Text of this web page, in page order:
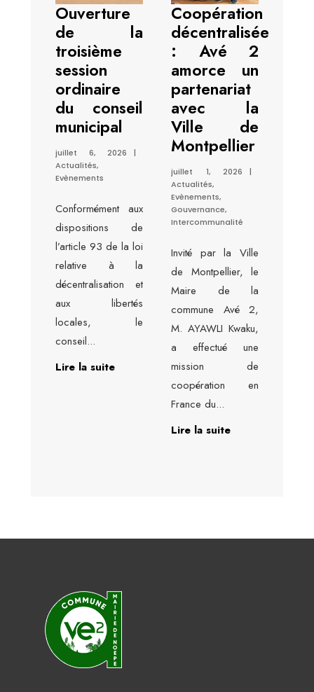
Ouverture
de la
troisième
session
ordinaire
du conseil
municipal
juillet 6, 2026
|
Actualités,
Evènements
Conformément aux
dispositions de
l’article 93 de la loi
relative à la
décentralisation et
aux libertés
locales, le
conseil...
Lire la suite
Coopération
décentralisée
: Avé 2
amorce un
partenariat
avec la
Ville de
Montpellier
juillet 1, 2026
|
Actualités,
Evènements,
Gouvernance,
Intercommunalité
Invité par la Ville
de Montpellier, le
Maire de la
commune Avé 2,
M. AYAWLI Kwaku,
a effectué une
mission de
coopération en
France du...
Lire la suite